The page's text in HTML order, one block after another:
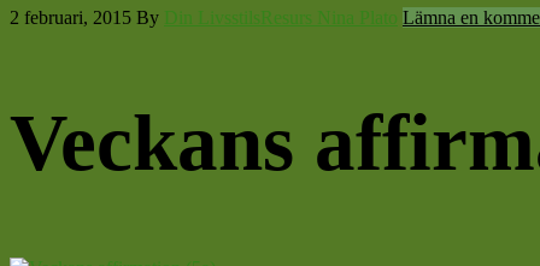
2 februari, 2015 By Din LivsstilsResurs Nina Plato Lämna en
Veckans